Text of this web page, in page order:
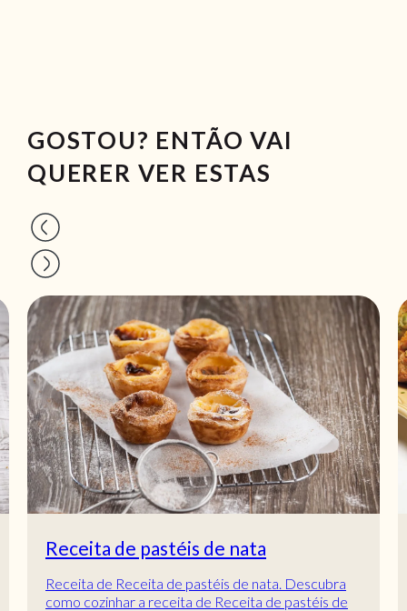
GOSTOU? ENTÃO VAI
QUERER VER ESTAS
Receita de pastéis de nata
Receita de Receita de pastéis de nata. Descubra
como cozinhar a receita de Receita de pastéis de